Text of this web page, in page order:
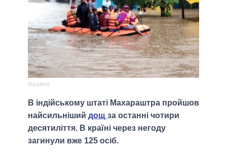
Reuters
В індійському штаті Махараштра пройшов
найсильніший дощ за останні чотири
десятиліття. В країні через негоду
загинули вже 125 осіб.